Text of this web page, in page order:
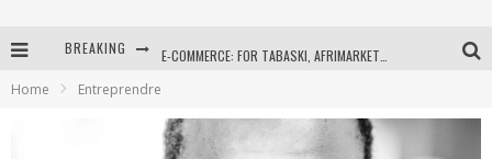
BREAKING
Home Entreprendre